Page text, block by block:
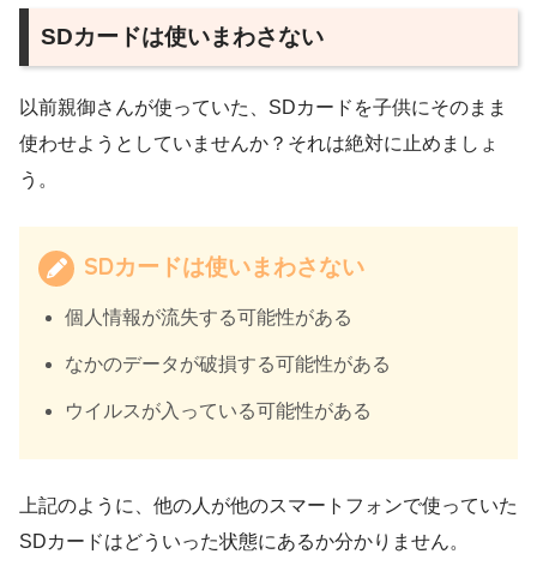
SDカードは使いまわさない
以前親御さんが使っていた、SDカードを子供にそのまま
使わせようとしていませんか？それは絶対に止めましょ
う。
SDカードは使いまわさない
個人情報が流失する可能性がある
なかのデータが破損する可能性がある
ウイルスが入っている可能性がある
上記のように、他の人が他のスマートフォンで使っていた
SDカードはどういった状態にあるか分かりません。